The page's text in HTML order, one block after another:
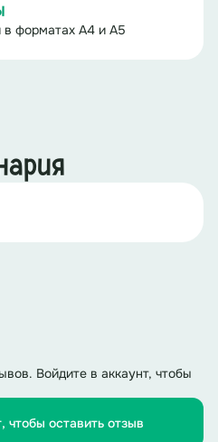
в форматах А4 и А5
Войдите в аккаунт, чтобы
чтобы оставить отзыв